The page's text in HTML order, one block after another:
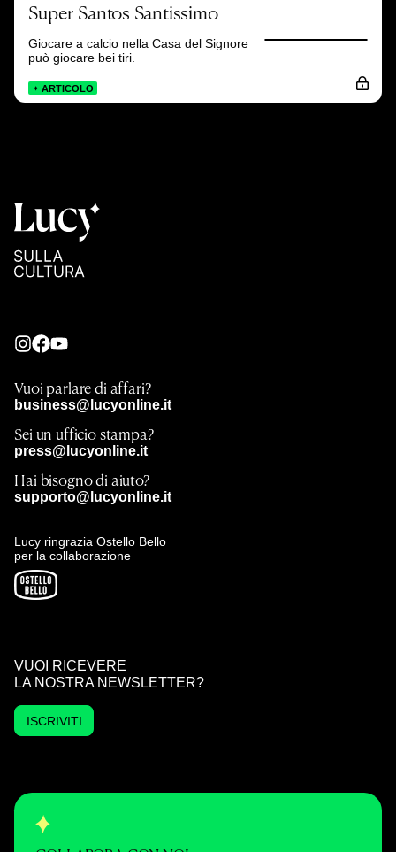
Super Santos Santissimo
Giocare a calcio nella Casa del Signore
può giocare bei tiri.
ARTICOLO
Vuoi parlare di affari?
business@lucyonline.it
Sei un ufficio stampa?
press@lucyonline.it
Hai bisogno di aiuto?
supporto@lucyonline.it
Lucy ringrazia Ostello Bello
per la collaborazione
VUOI RICEVERE
LA NOSTRA NEWSLETTER?
ISCRIVITI